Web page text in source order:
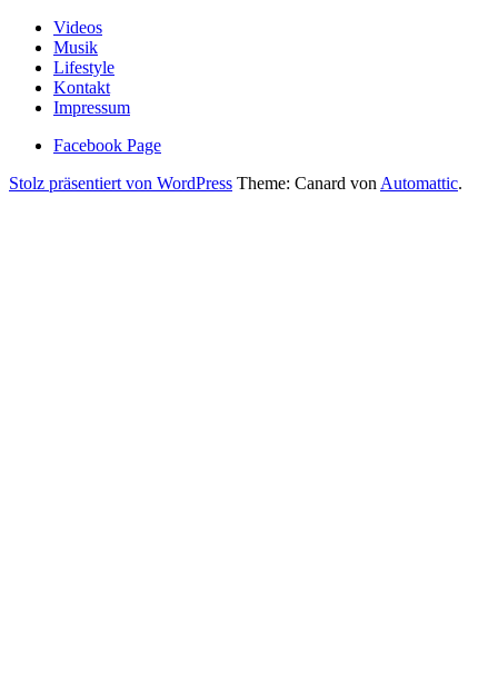
Videos
Musik
Lifestyle
Kontakt
Impressum
Facebook Page
Stolz präsentiert von WordPress Theme: Canard von Automattic.